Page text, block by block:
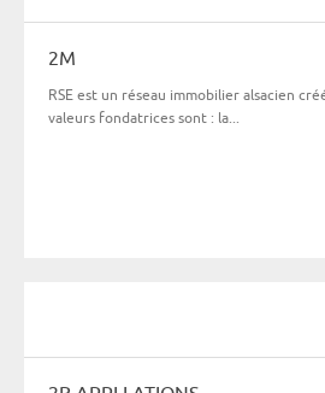
2M
RSE est un réseau immobilier alsacien
valeurs fondatrices sont : la...